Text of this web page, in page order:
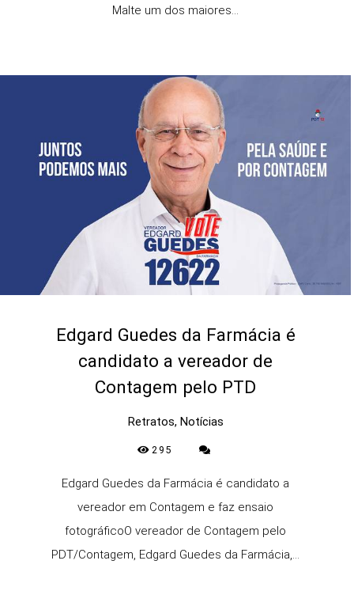
Malte um dos maiores...
Edgard Guedes da Farmácia é
candidato a vereador de
Contagem pelo PTD
Retratos, Notícias
295
Edgard Guedes da Farmácia é candidato a
vereador em Contagem e faz ensaio
fotográficoO vereador de Contagem pelo
PDT/Contagem, Edgard Guedes da Farmácia,...